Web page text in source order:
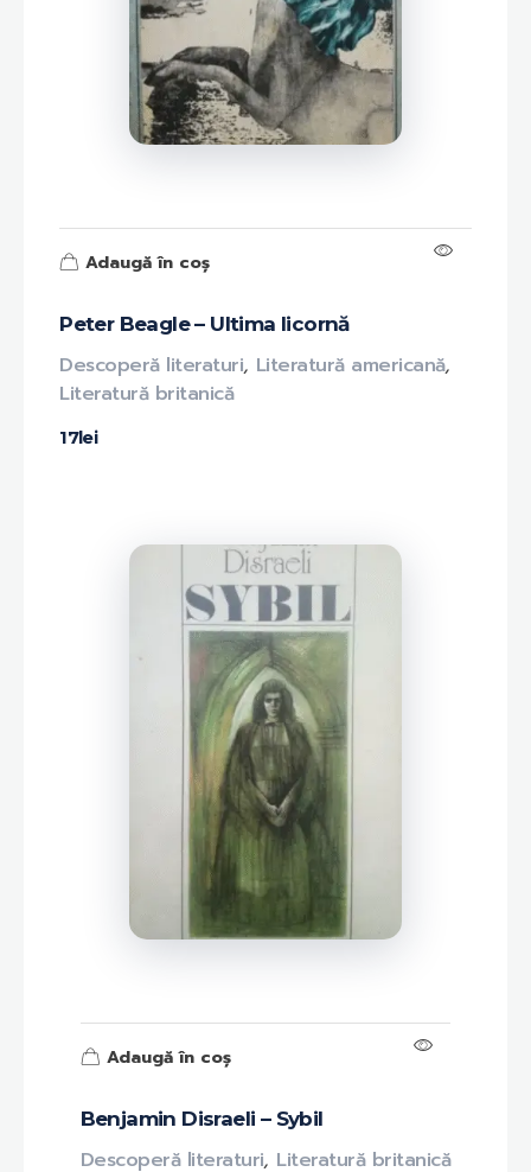
Peter Beagle – Ultima licornă
17lei
Descoperă literaturi, Literatură americană,
Literatură britanică
Adaugă în coș
Benjamin Disraeli – Sybil
Descoperă literaturi, Literatură britanică
Adaugă în coș